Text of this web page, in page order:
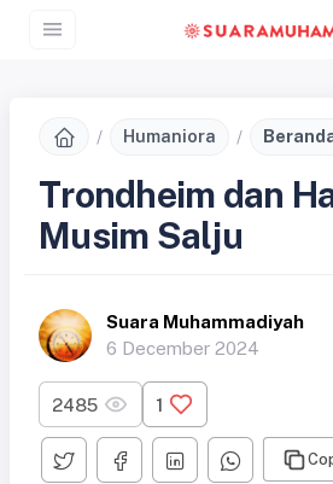
Humaniora
Trondheim dan
Musim Salju
Suara Muhammadiyah
6 December 2024
2485 1